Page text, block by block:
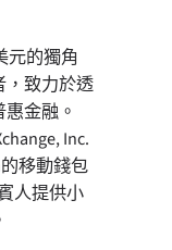
元的獨角
，致力於透
金融。
Inc.
移動錢包
人提供小